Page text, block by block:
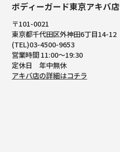
ボディーガード東京アキバ店
〒101-0021
東京都千代田区外神田6丁目14-12
(TEL)03-4500-9653
営業時間 11:00～19:30
定休日 年中無休
アキバ店の詳細はコチラ